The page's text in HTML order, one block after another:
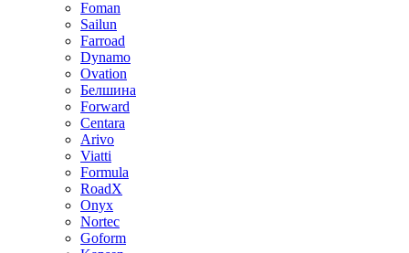
Foman
Sailun
Farroad
Dynamo
Ovation
Белшина
Forward
Centara
Arivo
Viatti
Formula
RoadX
Onyx
Nortec
Goform